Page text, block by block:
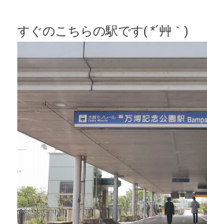
すぐのこちらの駅です( *´艸｀)